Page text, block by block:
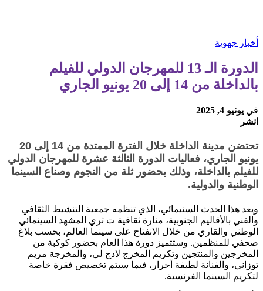
أخبار جهوية
الدورة الـ 13 للمهرجان الدولي للفيلم
بالداخلة من 14 إلى 20 يونيو الجاري
في يونيو 4, 2025
انشر
تحتضن مدينة الداخلة خلال الفترة الممتدة من 14 إلى 20
يونيو الجاري، فعاليات الدورة الثالثة عشرة للمهرجان الدولي
للفيلم بالداخلة، وذلك بحضور ثلة من النجوم وصناع السينما
الوطنية والدولية.
ويعد هذا الحدث السنيمائي، الذي تنظمه جمعية التنشيط الثقافي
والفني بالأقاليم الجنوبية، منارة ثقافية ت ثري المشهد السينمائي
الوطني والقاري من خلال الانفتاح على سينما العالم، بحسب بلاغ
صحفي للمنظمين. وستتميز دورة هذا العام بحضور كوكبة من
المخرجين والمنتجين وتكريم المخرج لادج لي، والمخرجة مريم
توزاني، والفنانة لطيفة أحرار، فيما سيتم تخصيص فقرة خاصة
لتكريم السينما الفرنسية.